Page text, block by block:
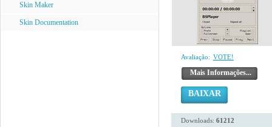
Skin Maker
Skin Documentation
Avaliação: VOTE!
Mais Informações...
BAIXAR
Downloads: 61212